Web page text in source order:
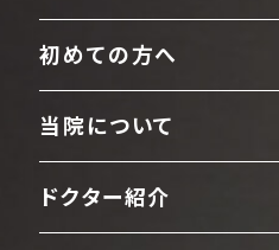
初めての方へ
当院について
ドクター紹介